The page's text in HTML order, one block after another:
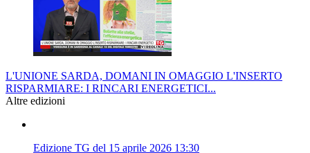
L'UNIONE SARDA, DOMANI IN OMAGGIO L'INSERTO
RISPARMIARE: I RINCARI ENERGETICI...
Altre edizioni
Edizione TG del 15 aprile 2026 13:30